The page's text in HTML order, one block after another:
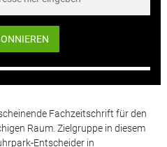
Fachzeitschrift für den
Raum. Zielgruppe in diesem
Entscheider in